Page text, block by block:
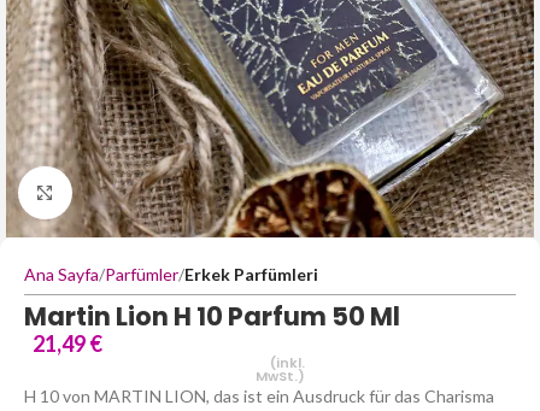
Büyütmek için tıklayın
Ana Sayfa Parfümler Erkek Parfümleri
Martin Lion H 10 Parfum 50 Ml
21,49€
(inkl.
MwSt.)
H 10 von MARTIN LION, das ist ein Ausdruck für das Charisma